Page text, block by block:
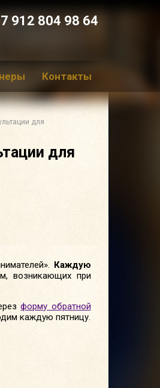
912 804 98 64
Контакты
для
для
Каждую
возникающих при
форму обратной
каждую пятницу.